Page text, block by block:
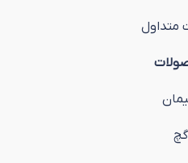
متداول
گچ